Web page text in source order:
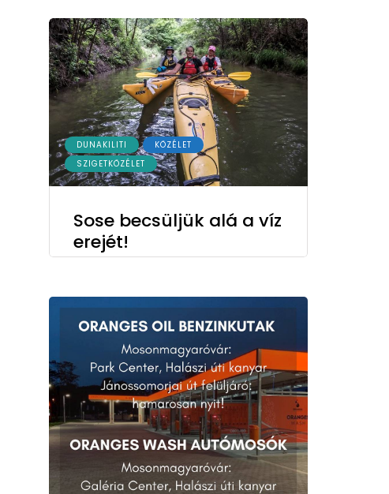
DUNAKILITI
KÖZÉLET
SZIGETKÖZÉLET
Sose becsüljük alá a víz
erejét!